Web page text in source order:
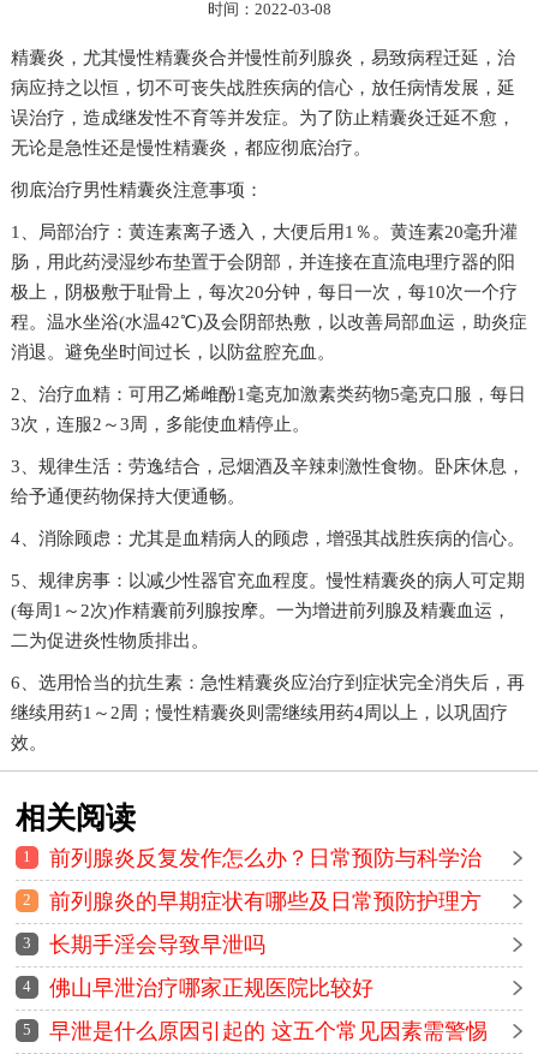
时间：2022-03-08
精囊炎，尤其慢性精囊炎合并慢性前列腺炎，易致病程迁延，治
病应持之以恒，切不可丧失战胜疾病的信心，放任病情发展，延
误治疗，造成继发性不育等并发症。为了防止精囊炎迁延不愈，
无论是急性还是慢性精囊炎，都应彻底治疗。
彻底治疗男性精囊炎注意事项：
1、局部治疗：黄连素离子透入，大便后用1％。黄连素20毫升灌
肠，用此药浸湿纱布垫置于会阴部，并连接在直流电理疗器的阳
极上，阴极敷于耻骨上，每次20分钟，每日一次，每10次一个疗
程。温水坐浴(水温42℃)及会阴部热敷，以改善局部血运，助炎症
消退。避免坐时间过长，以防盆腔充血。
2、治疗血精：可用乙烯雌酚1毫克加激素类药物5毫克口服，每日
3次，连服2～3周，多能使血精停止。
3、规律生活：劳逸结合，忌烟酒及辛辣刺激性食物。卧床休息，
给予通便药物保持大便通畅。
4、消除顾虑：尤其是血精病人的顾虑，增强其战胜疾病的信心。
5、规律房事：以减少性器官充血程度。慢性精囊炎的病人可定期
(每周1～2次)作精囊前列腺按摩。一为增进前列腺及精囊血运，
二为促进炎性物质排出。
6、选用恰当的抗生素：急性精囊炎应治疗到症状完全消失后，再
继续用药1～2周；慢性精囊炎则需继续用药4周以上，以巩固疗
效。
相关阅读
1
前列腺炎反复发作怎么办？日常预防与科学治
疗方法全解析
2
前列腺炎的早期症状有哪些及日常预防护理方
法详解
3 长期手淫会导致早泄吗
4 佛山早泄治疗哪家正规医院比较好
5 早泄是什么原因引起的 这五个常见因素需警惕